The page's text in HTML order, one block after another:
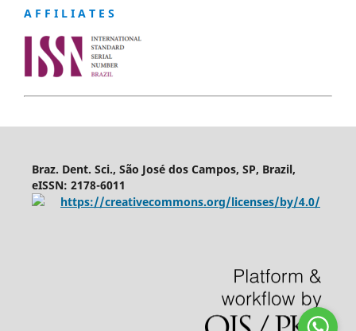
A F F I L I A T E S
Braz. Dent. Sci., São José dos Campos, SP, Brazil,
eISSN: 2178-6011
https://creativecommons.org/licenses/by/4.0/